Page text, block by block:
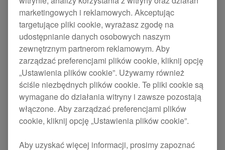
Wymień swoje uszkodzone kable i dalej ciesz się
doskonałą jakością dźwięku bez wydatków na
zakup nowej pary słuchawek.
Niezależny przewód masowy o strukturze
poczwórnej splotki zapewnia doskonałą separację
kanału lewego i prawego, co poprawia jakość
dźwięku. Mini jack typu L zapobiega stukaniu lub
odłączaniu słuchawekHDJ-X7w czasie występu,
marketingowych i reklamowych. Akceptując
targetujące pliki cookie, wyrażasz zgodę na
udostępnianie danych osobowych naszym
zewnętrznym partnerom reklamowym. Aby
zarządzać preferencjami plików cookie, kliknij opcję
„Ustawienia plików cookie”. Używamy również
ściśle niezbędnych plików cookie. Te pliki cookie są
wymagane do działania witryny i zawsze pozostają
włączone. Aby zarządzać preferencjami plików
cookie, kliknij opcję „Ustawienia plików cookie”.
Aby uzyskać więcej informacji, prosimy zapoznać